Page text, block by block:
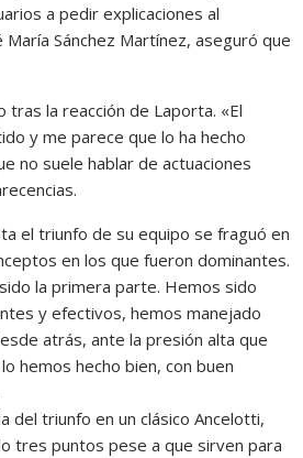
a pedir explicaciones al
María Sánchez Martínez, aseguró que
tras la reacción de Laporta. «El
y me parece que lo ha hecho
no suele hablar de actuaciones
el triunfo de su equipo se fraguó en
en los que fueron dominantes.
la primera parte. Hemos sido
y efectivos, hemos manejado
atrás, ante la presión alta que
hemos hecho bien, con buen
del triunfo en un clásico Ancelotti,
tres puntos pese a que sirven para